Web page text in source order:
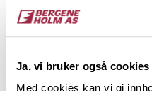
Ja, vi bruker også cookies
Med cookies kan vi gi